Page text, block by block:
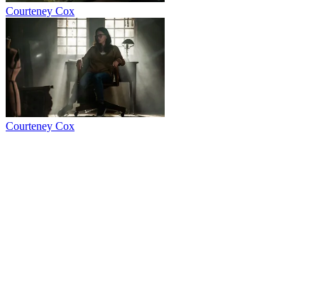
Courteney Cox
Courteney Cox